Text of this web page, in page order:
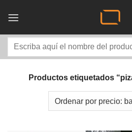
Buscar
Productos etiquetados